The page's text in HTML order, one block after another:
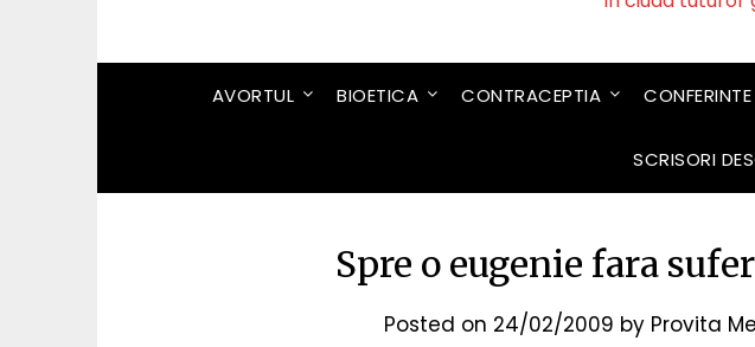
AVORTUL BIOETICA CONTRACEPTIA CONFERINTE
SCRISORI
Spre o eugenie fara
Posted on 24/02/2009 by Provita